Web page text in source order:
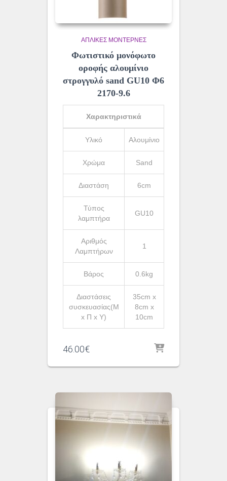
ΑΠΛΊΚΕΣ ΜΟΝΤΈΡΝΕΣ
Φωτιστικό μονόφωτο
οροφής αλουμίνιο
στρογγυλό sand GU10 Φ6
2170-9.6
Χαρακτηριστικά
Υλικό Αλουμίνιο
Χρώμα Sand
Διαστάση 6cm
Τύπος
λαμπτήρα
GU10
Αριθμός
Λαμπτήρων
1
Βάρος 0.6kg
Διαστάσεις
συσκευασίας(Μ
x Π x Υ)
35cm x
8cm x
10cm
46.00€